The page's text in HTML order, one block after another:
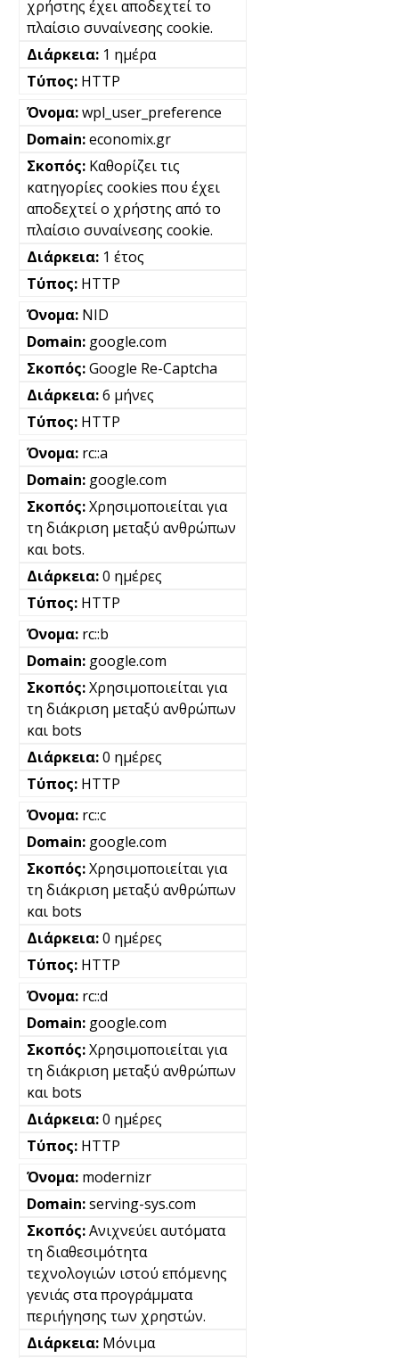
χρήστης έχει αποδεχτεί το
πλαίσιο συναίνεσης cookie.
1 ημέρα
HTTP
wpl_user_preference
economix.gr
Καθορίζει τις
κατηγορίες cookies που έχει
αποδεχτεί ο χρήστης από το
πλαίσιο συναίνεσης cookie.
1 έτος
HTTP
NID
google.com
Google Re-Captcha
6 μήνες
HTTP
rc::a
google.com
Χρησιμοποιείται για
τη διάκριση μεταξύ ανθρώπων
και bots.
0 ημέρες
HTTP
rc::b
google.com
Χρησιμοποιείται για
τη διάκριση μεταξύ ανθρώπων
και bots
0 ημέρες
HTTP
rc::c
google.com
Χρησιμοποιείται για
τη διάκριση μεταξύ ανθρώπων
και bots
0 ημέρες
HTTP
rc::d
google.com
Χρησιμοποιείται για
τη διάκριση μεταξύ ανθρώπων
και bots
0 ημέρες
HTTP
modernizr
serving-sys.com
Ανιχνεύει αυτόματα
τη διαθεσιμότητα
τεχνολογιών ιστού επόμενης
γενιάς στα προγράμματα
περιήγησης των χρηστών.
Μόνιμα